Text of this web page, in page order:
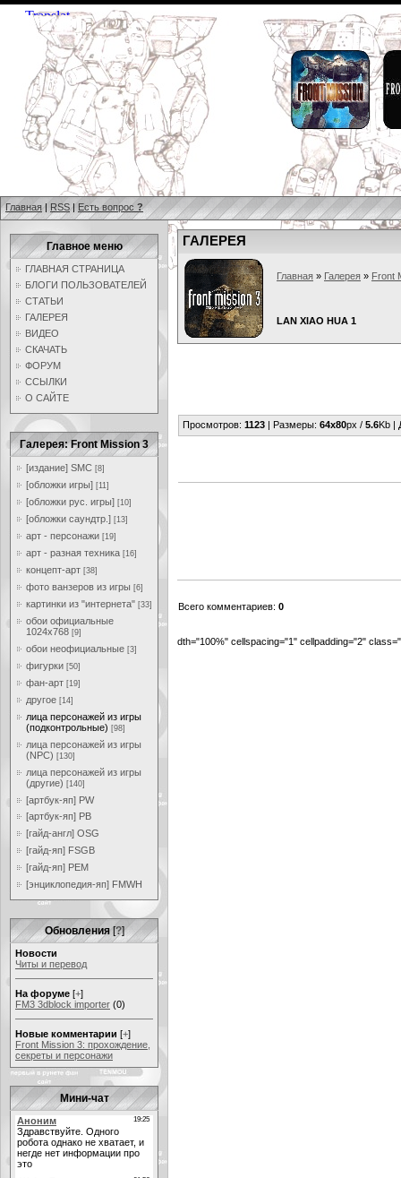
Главная | RSS | Есть вопрос ?
Главное меню
ГЛАВНАЯ СТРАНИЦА
БЛОГИ ПОЛЬЗОВАТЕЛЕЙ
СТАТЬИ
ГАЛЕРЕЯ
ВИДЕО
СКАЧАТЬ
ФОРУМ
ССЫЛКИ
О САЙТЕ
Галерея: Front Mission 3
[издание] SMC [8]
[обложки игры] [11]
[обложки рус. игры] [10]
[обложки саундтр.] [13]
арт - персонажи [19]
арт - разная техника [16]
концепт-арт [38]
фото ванзеров из игры [6]
картинки из "интернета" [33]
обои официальные
1024x768 [9]
обои неофициальные [3]
фигурки [50]
фан-арт [19]
другое [14]
лица персонажей из игры
(подконтрольные) [98]
лица персонажей из игры
(NPC) [130]
лица персонажей из игры
(другие) [140]
[артбук-яп] PW
[артбук-яп] PB
[гайд-англ] OSG
[гайд-яп] FSGB
[гайд-яп] PEM
[энциклопедия-яп] FMWH
Обновления [?]
Новости
Читы и перевод
На форуме [+]
FM3 3dblock importer (0)
Новые комментарии [+]
Front Mission 3: прохождение,
секреты и персонажи
Мини-чат
ГАЛЕРЕЯ
Главная » Галерея » Front
LAN XIAO HUA 1
Просмотров: 1123 | Размеры: 64x80px / 5.6Kb |
Всего комментариев: 0
dth="100%" cellspacing="1" cellpadding="2"